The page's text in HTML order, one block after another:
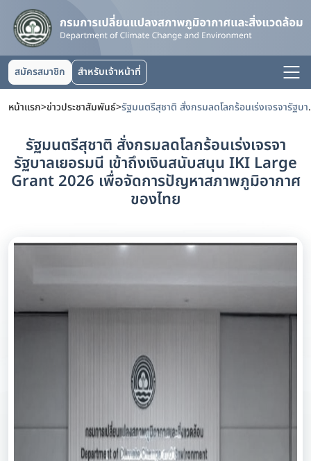
สมัครสมาชิก สำหรับเจ้าหน้าที่
หน้าแรก>ข่าวประชาสัมพันธ์> รัฐมนตรีสุชาติ สั่งกรมลดโลก
รัฐมนตรีสุชาติ สั่งกรมลดโลกร้อนเร่งเจรจา
รัฐบาลเยอรมนี เข้าถึงเงินสนับสนุน IKI Large
Grant 2026 เพื่อจัดการปัญหาสภาพภูมิอากาศ
ของไทย